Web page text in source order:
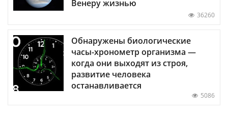
Венеру жизнью
36260
Обнаружены биологические
часы-хронометр организма —
когда они выходят из строя,
развитие человека
останавливается
5086